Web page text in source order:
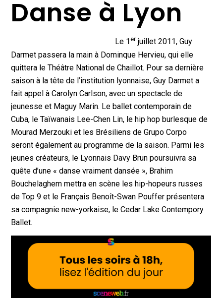
Danse à Lyon
Le 1er juillet 2011, Guy
Darmet passera la main à Dominque Hervieu, qui elle
quittera le Théâtre National de Chaillot. Pour sa dernière
saison à la tête de l’institution lyonnaise, Guy Darmet a
fait appel à Carolyn Carlson, avec un spectacle de
jeunesse et Maguy Marin. Le ballet contemporain de
Cuba, le Taïwanais Lee-Chen Lin, le hip hop burlesque de
Mourad Merzouki et les Brésiliens de Grupo Corpo
seront également au programme de la saison. Parmi les
jeunes créateurs, le Lyonnais Davy Brun poursuivra sa
quête d’une « danse vraiment dansée », Brahim
Bouchelaghem mettra en scène les hip-hopeurs russes
de Top 9 et le Français Benoît-Swan Pouffer présentera
sa compagnie new-yorkaise, le Cedar Lake Contempory
Ballet.